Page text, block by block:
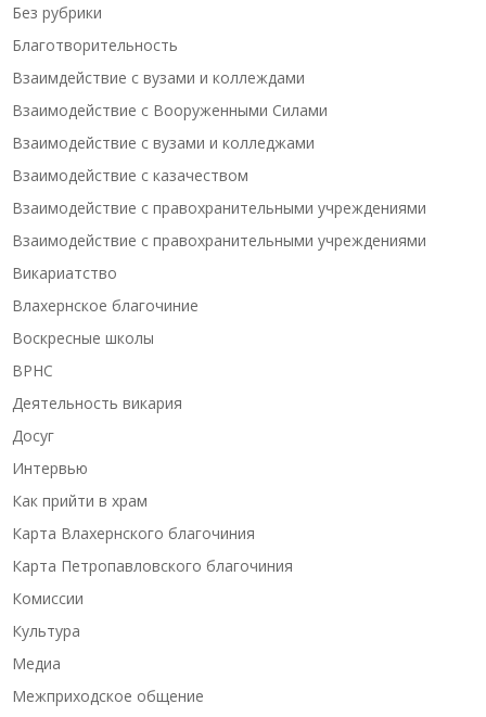
Без рубрики
Благотворительность
Взаимдействие с вузами и коллеждами
Взаимодействие с Вооруженными Силами
Взаимодействие с вузами и колледжами
Взаимодействие с казачеством
Взаимодействие с правохранительными учреждениями
Взаимодействие с правохранительными учреждениями
Викариатство
Влахернское благочиние
Воскресные школы
ВРНС
Деятельность викария
Досуг
Интервью
Как прийти в храм
Карта Влахернского благочиния
Карта Петропавловского благочиния
Комиссии
Культура
Медиа
Межприходское общение